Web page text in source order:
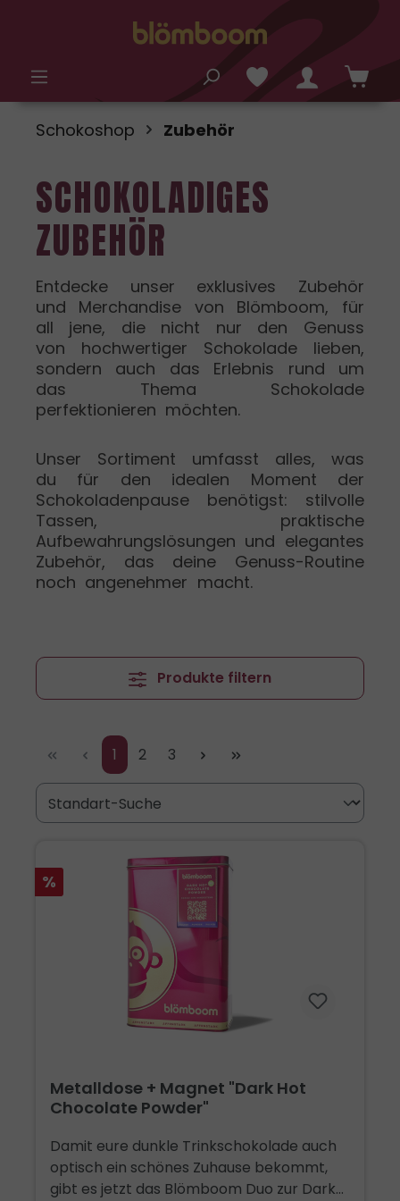
Schokoshop Zubehör
SCHOKOLADIGES
ZUBEHÖR
Entdecke unser exklusives Zubehör
und Merchandise von Blömboom, für
all jene, die nicht nur den Genuss
von hochwertiger Schokolade lieben,
sondern auch das Erlebnis rund um
das Thema Schokolade
perfektionieren möchten.
Unser Sortiment umfasst alles, was
du für den idealen Moment der
Schokoladenpause benötigst: stilvolle
Tassen, praktische
Aufbewahrungslösungen und elegantes
Zubehör, das deine Genuss-Routine
noch angenehmer macht.
Produkte filtern
Seite
1 Seite
2 Seite
3
%
Metalldose + Magnet "Dark Hot
Chocolate Powder"
Damit eure dunkle Trinkschokolade auch
optisch ein schönes Zuhause bekommt,
gibt es jetzt das Blömboom Duo zur Dark